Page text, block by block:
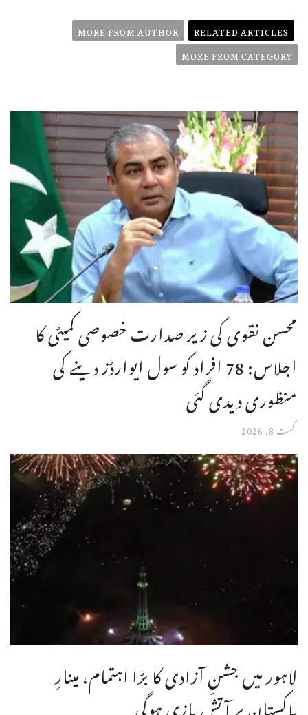
RELATED ARTICLES
MORE FROM AUTHOR
MORE FROM CATEGORY
محسن نقوی کی زیر صدارت خصوصی کمیٹی کا
اجلاس: 78 افراد کو سول ایوارڈز دینے کی
منظوری دیدی گئی
اگست 8, 2026
لاہور میں جشنِ آزادی کا بڑا اہتمام، مینارِ
پاکستان پر آتش بازی ہوگی